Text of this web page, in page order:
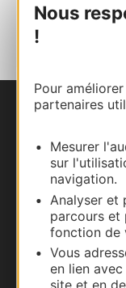
Nous
!
Pour
partenaires
Mesurer
sur
navigation.
Analyser et
parcours et
fonction de
Vous
en lien
AU
Carte